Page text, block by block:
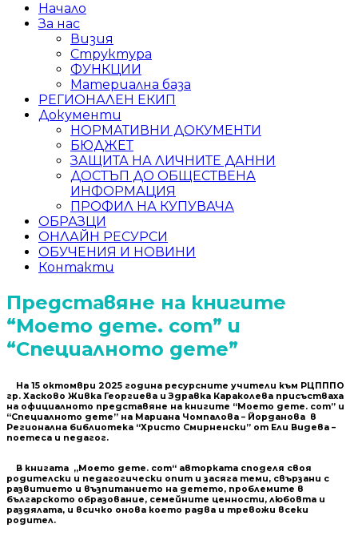
Начало
За нас
Визия
Структура
ФУНКЦИИ
Материална база
РЕГИОНАЛЕН ЕКИП
Документи
НОРМАТИВНИ ДОКУМЕНТИ
БЮДЖЕТ
ЗАЩИТА НА ЛИЧНИТЕ ДАННИ
ДОСТЪП ДО ОБЩЕСТВЕНА
ИНФОРМАЦИЯ
ПРОФИЛ НА КУПУВАЧА
ОБРАЗЦИ
ОНЛАЙН РЕСУРСИ
ОБУЧЕНИЯ И НОВИНИ
Контакти
Представяне на книгите
“Моето дете. com” и
“Специалното дете”
На 15 октомври 2025 година ресурсните учители към РЦПППО
гр. Хасково Живка Георгиева и Здравка Караколева присъстваха
на официалното представяне на книгите “Моето дете. com” и
“Специалното дете” на Мариана Чомпалова – Йорданова в
Регионална библиотека “Христо Смирненски” от Ели Видева –
поетеса и педагог.
В книгата „Моето дете. com“ авторката споделя своя
родителски и педагогически опит и засяга теми, свързани с
развитието и възпитанието на детето, проблемите в
българското образование, семейните ценности, любовта и
раздялата, и всичко онова което радва и тревожи всеки
родител.